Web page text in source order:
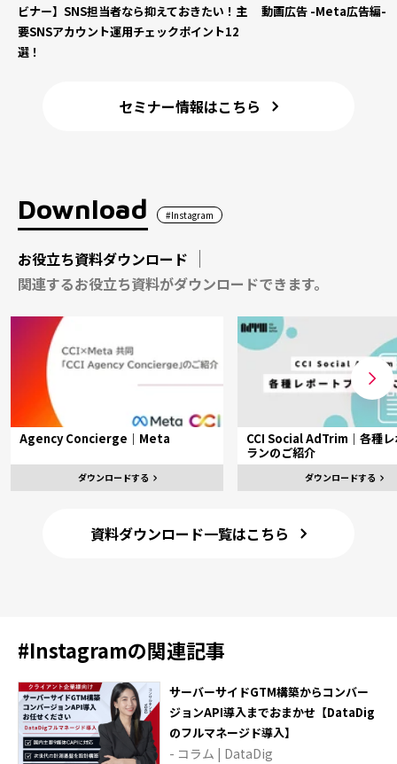
ビナー】SNS担当者なら抑えておきたい！主
要SNSアカウント運用チェックポイント12
選！
動画広告 -Meta広告編-
セミナー情報はこちら
Download #Instagram
お役立ち資料ダウンロード
関連するお役立ち資料がダウンロードできます。
Agency Concierge｜Meta
ダウンロードする
CCI Social AdTrim｜各種レ
ランのご紹介
ダウンロードする
資料ダウンロード一覧はこちら
#Instagramの関連記事
サーバーサイドGTM構築からコンバー
ジョンAPI導入までおまかせ【DataDig
のフルマネージド導入】
- コラム | DataDig